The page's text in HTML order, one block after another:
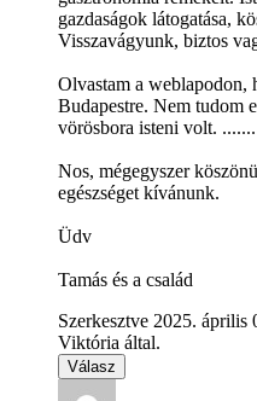
gazdaságok látogatása,
Visszavágyunk, biztos
Olvastam a weblapodon,
Budapestre. Nem tudom
vörösbora isteni volt. .......
Nos, mégegyszer
egészséget kívánunk.
Üdv
Tamás és a család
Szerkesztve 2025.
Viktória által.
Válasz